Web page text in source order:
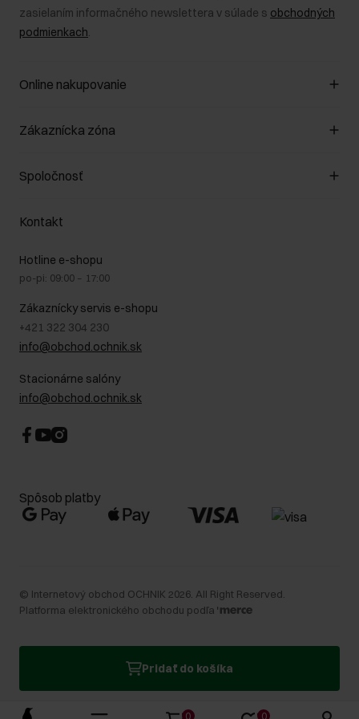
Pridať do košíka
zasielaním informačného newslettera v súlade s obchodných
podmienkach.
Online nakupovanie
Spravovať súbory cookie
Spôsob platby
Vrátenie
Zákaznícka zóna
Zákazníky klub
Pravidlá propagácie
Starostlivosť o kožu
Bezpečné nakupovanie
Blog
Najčastejšie kladené otázky (FAQ)
Spoločnosť
O nás
GDPR - Zásady ochrany osobných údajov
Právne informácie
Kontakt
Hotline e-shopu
po-pi: 09:00 – 17:00
Zákaznícky servis e-shopu
+421 322 304 230
info@obchod.ochnik.sk
Stacionárne salóny
info@obchod.ochnik.sk
Spôsob platby
© Internetový obchod OCHNIK 2026 . All Right Reserved.
Platforma elektronického obchodu podľa
0 0